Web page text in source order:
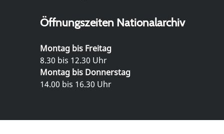
Öffnungszeiten Nationalarchiv
Montag bis Freitag
8.30 bis 12.30 Uhr
Montag bis Donnerstag
14.00 bis 16.30 Uhr